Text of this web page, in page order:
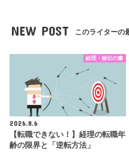
NEW POST このライターの
経理・秘伝の書
2026.8.6
【転職できない！】経理の転職年
齢の限界と「逆転方法」